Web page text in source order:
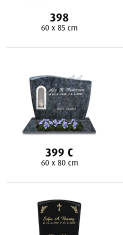
398
60 x 85 cm
399 C
60 x 80 cm